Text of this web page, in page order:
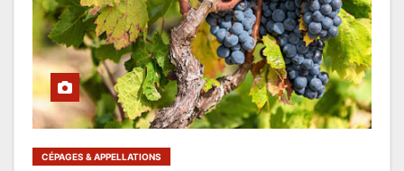
CÉPAGES & APPELLATIONS